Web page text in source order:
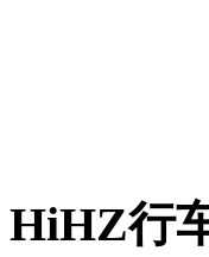
HiHZ行